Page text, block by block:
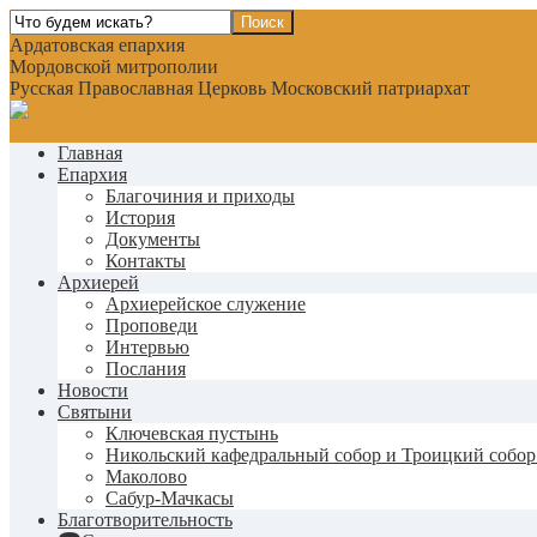
Ардатовская епархия
Мордовской митрополии
Русская Православная Церковь Московский патриархат
Главная
Епархия
Благочиния и приходы
История
Документы
Контакты
Архиерей
Архиерейское служение
Проповеди
Интервью
Послания
Новости
Святыни
Ключевская пустынь
Никольский кафедральный собор и Троицкий собор
Маколово
Сабур-Мачкасы
Благотворительность